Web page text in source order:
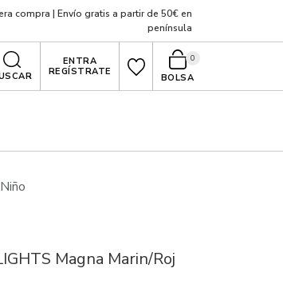
compra | Envío gratis a partir de 50€ en
península
ENTRA
REGÍSTRATE
BOLSA
0
Magna Marin/Roj